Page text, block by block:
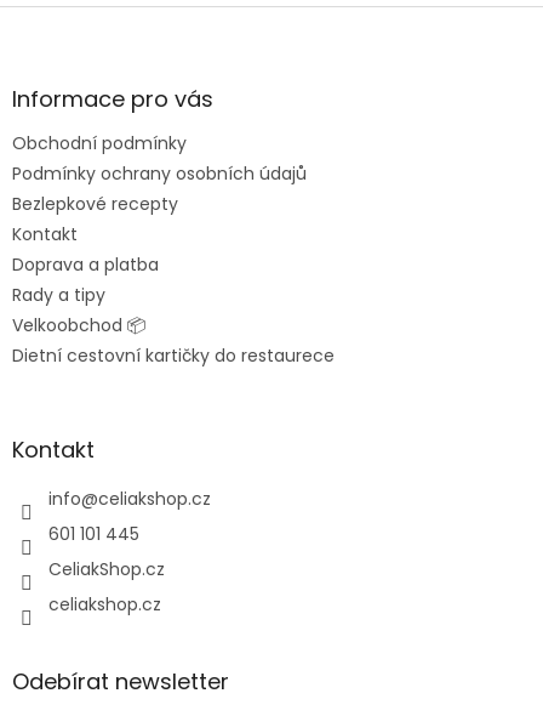
Z
aInformace pro vás
Obchodní podmínky
Podmínky ochrany osobních údajů
Bezlepkové recepty
Kontakt
Doprava a platba
Rady a tipy
Velkoobchod 📦
Dietní cestovní kartičky do restaurece
Kontakt
info@celiakshop.cz
601 101 445
CeliakShop.cz
celiakshop.cz
Odebírat newsletter